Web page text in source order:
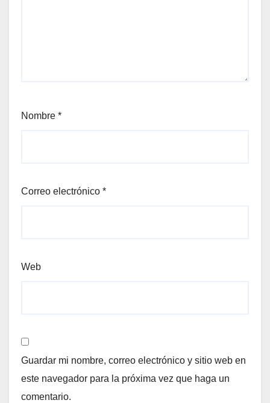
Nombre *
Correo electrónico *
Web
Guardar mi nombre, correo electrónico y sitio web en
este navegador para la próxima vez que haga un
comentario.